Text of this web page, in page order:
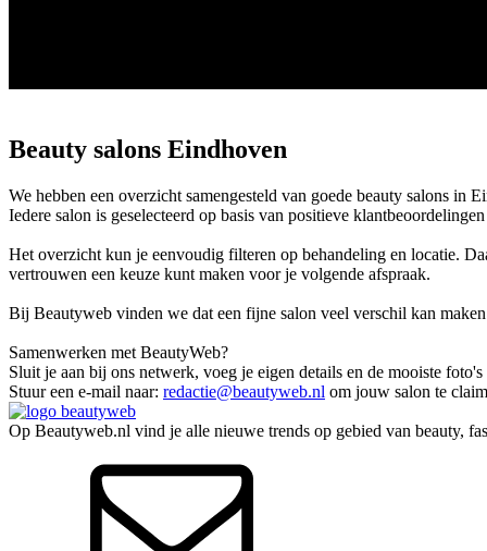
Beauty salons Eindhoven
We hebben een overzicht samengesteld van goede beauty salons in
Iedere salon is geselecteerd op basis van positieve
Het overzicht kun je eenvoudig filteren op behandeling en locatie.
vertrouwen een keuze kunt maken voor je volgende afspraak.
Bij Beautyweb vinden we dat een fijne salon veel verschil kan
Samenwerken met BeautyWeb?
Sluit je aan bij ons netwerk, voeg je eigen details en de mooiste
Stuur een e-mail naar: redactie@beautyweb.nl om jouw salon te
Op Beautyweb.nl vind je alle nieuwe trends op gebied van beauty,